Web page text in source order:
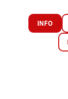
INFO